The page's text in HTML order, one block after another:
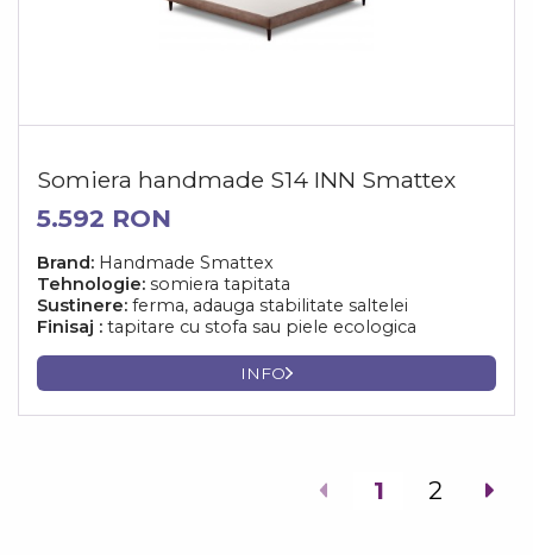
Somiera handmade S14 INN Smattex
5.592 RON
Brand: Handmade Smattex
Tehnologie: somiera tapitata
Sustinere: ferma, adauga stabilitate saltelei
Finisaj : tapitare cu stofa sau piele ecologica
INFO
1 2